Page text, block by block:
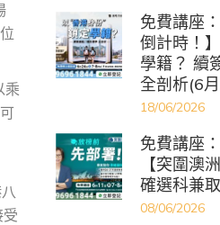
乘
免費講座
倒計時！
學籍？ 續
全剖析(6
18/06/2026
免費講座
【突圍澳
確選科兼
08/06/2026